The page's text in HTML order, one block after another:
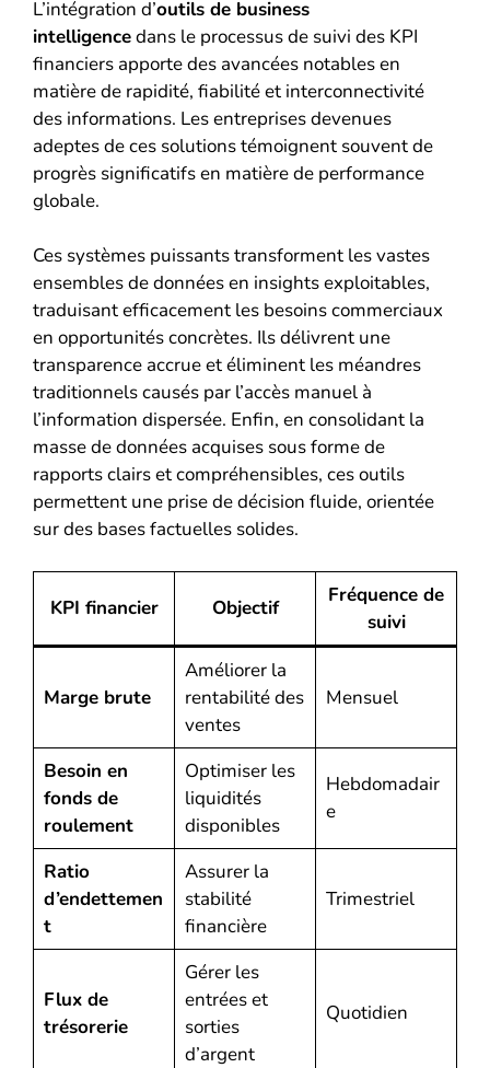
L’intégration d’outils de business
intelligencedans le processus de suivi des KPI
financiers apporte des avancées notables en
matière de rapidité, fiabilité et interconnectivité
des informations. Les entreprises devenues
adeptes de ces solutions témoignent souvent de
progrès significatifs en matière de performance
globale.
Ces systèmes puissants transforment les vastes
ensembles de données en insights exploitables,
traduisant efficacement les besoins commerciaux
en opportunités concrètes. Ils délivrent une
transparence accrue et éliminent les méandres
traditionnels causés par l’accès manuel à
l’information dispersée. Enfin, en consolidant la
masse de données acquises sous forme de
rapports clairs et compréhensibles, ces outils
permettent une prise de décision fluide, orientée
sur des bases factuelles solides.
KPI financier Objectif
Fréquence de
suivi
Marge brute
Améliorer la
rentabilité des
ventes
Mensuel
Besoin en
fonds de
roulement
Optimiser les
liquidités
disponibles
Hebdomadair
e
Ratio
d’endettemen
t
Assurer la
stabilité
financière
Trimestriel
Flux de
trésorerie
Gérer les
entrées et
sorties
d’argent
Quotidien